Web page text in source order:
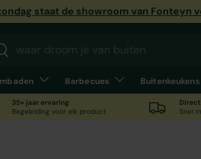
staat de showroom van Fonteyn
Barbecues Buitenkeukens
35+ jaar ervaring
Begeleiding voor elk product
Snel